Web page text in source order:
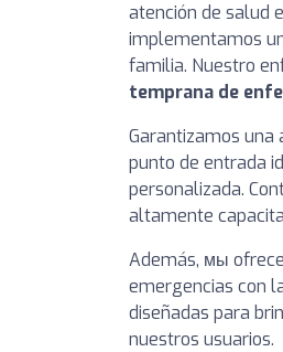
atención de salud
implementamos
familia. Nuestro
temprana de
Garantizamos
punto de entrada
personalizada.
altamente
Además, мы
emergencias con
diseñadas para
nuestros usuarios.